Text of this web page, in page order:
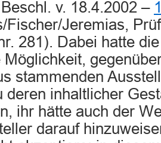
v. 18.4.2002 –
Fischer/Jeremias,
281). Dabei hatte
Möglichkeit,
stammenden
deren inhaltlicher
ihr hätte auch der
darauf